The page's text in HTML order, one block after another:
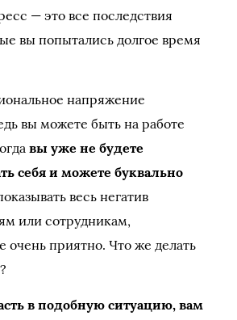
— это все последствия
вы попытались долгое время
напряжение
вы можете быть на работе
вы уже не будете
себя и можете буквально
весь негатив
или сотрудникам,
очень приятно. Что же делать
в подобную ситуацию, вам